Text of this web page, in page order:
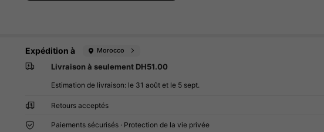
Expédition à Morocco
Livraison à seulement DH51.00
Estimation de livraison: le 31 août et le 5 sept.
Retours acceptés
Paiements sécurisés · Protection de la vie privée